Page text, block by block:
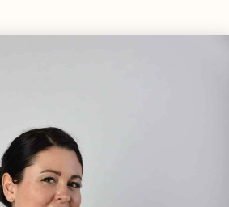
Dió, az egészség őre
2021.12.11.
Erős menstruációs vérzés